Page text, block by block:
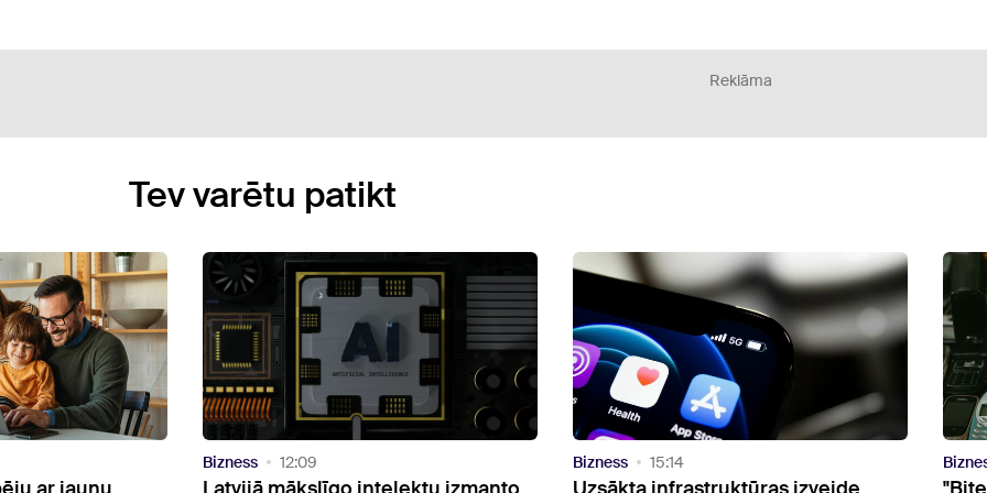
Reklāma
Tev varētu patikt
Bizness 15:14 Bizness 12:32